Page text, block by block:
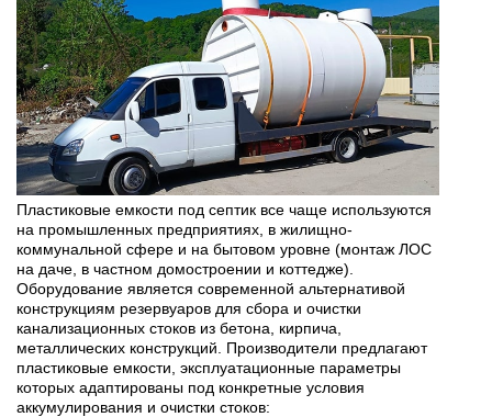
Пластиковые емкости под септик все чаще используются
на промышленных предприятиях, в жилищно-
коммунальной сфере и на бытовом уровне (монтаж ЛОС
на даче, в частном домостроении и коттедже).
Оборудование является современной альтернативой
конструкциям резервуаров для сбора и очистки
канализационных стоков из бетона, кирпича,
металлических конструкций. Производители предлагают
пластиковые емкости, эксплуатационные параметры
которых адаптированы под конкретные условия
аккумулирования и очистки стоков: